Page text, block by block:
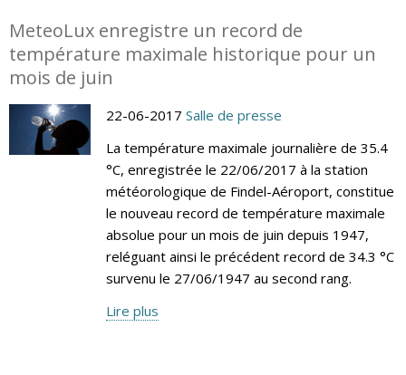
MeteoLux enregistre un record de
température maximale historique pour un
mois de juin
22-06-2017 Salle de presse
La température maximale journalière de 35.4
°C, enregistrée le 22/06/2017 à la station
météorologique de Findel-Aéroport, constitue
le nouveau record de température maximale
absolue pour un mois de juin depuis 1947,
reléguant ainsi le précédent record de 34.3 °C
survenu le 27/06/1947 au second rang.
Lire plus